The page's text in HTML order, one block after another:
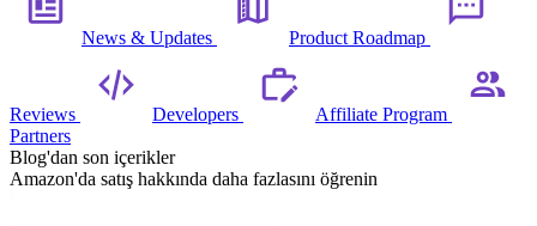
News & Updates Product Roadmap
Reviews Developers
Affiliate Program
Partners
Blog'dan son içerikler
Amazon'da satış hakkında daha fazlasını öğrenin